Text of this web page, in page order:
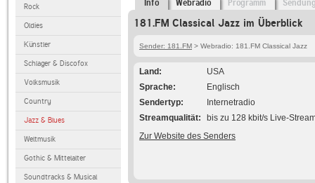
Rock
Oldies
Künstler
Schlager & Discofox
Volksmusik
Country
Jazz & Blues
Weltmusik
Gothic & Mittelalter
Soundtracks & Musical
Info Webradio Programm
181.FM Classical Jazz im Überblick
Sender: 181.FM > Webradio: 181.FM Classical Jazz
Land
USA
Sprache
Englisch
Sendertyp
Internetradio
Streamqualität
bis zu 128 kbit/s Live-
Zur Website des Senders